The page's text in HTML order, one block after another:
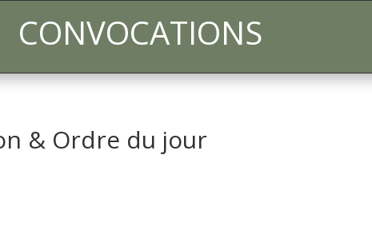
CONVOCATIONS
& Ordre du jour